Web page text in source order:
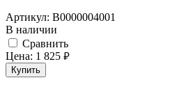
Артикул: В0000004001
В наличии
Cравнить
Цена: 1 825 руб.
Купить